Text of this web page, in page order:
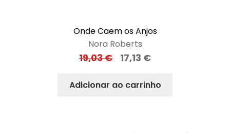
Onde Caem os Anjos
Nora Roberts
19,03€ 17,13 €
Adicionar ao carrinho